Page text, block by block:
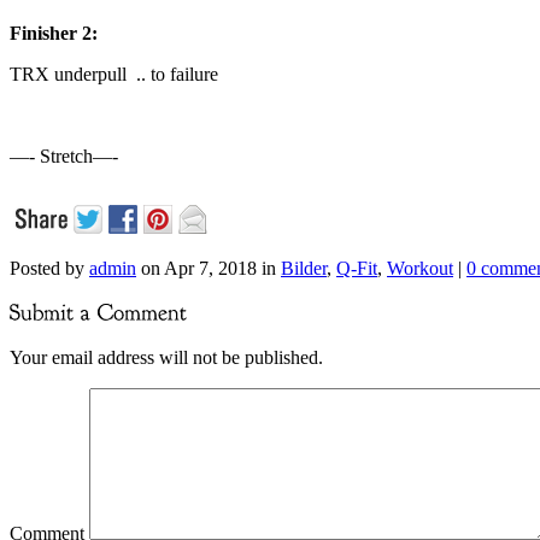
Finisher 2:
TRX underpull .. to failure
—- Stretch—-
Posted by admin on Apr 7, 2018 in Bilder, Q-Fit, Workout | 0
Your email address will not be published.
Comment